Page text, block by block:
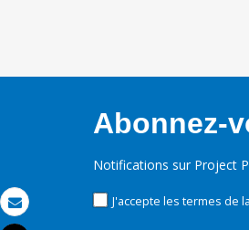
Email
Abonnez-
Notifications sur Project
J'accepte les termes de la